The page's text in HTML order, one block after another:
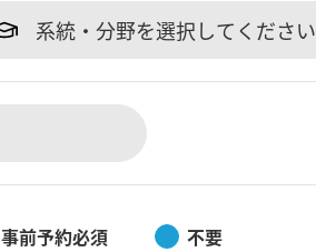
系統・分野を選択してください
事前予約必須 不要